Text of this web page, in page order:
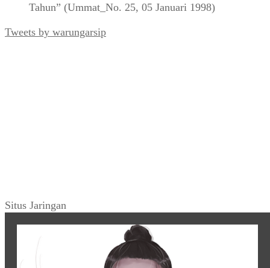
Tahun” (Ummat_No. 25, 05 Januari 1998)
Tweets by warungarsip
Situs Jaringan